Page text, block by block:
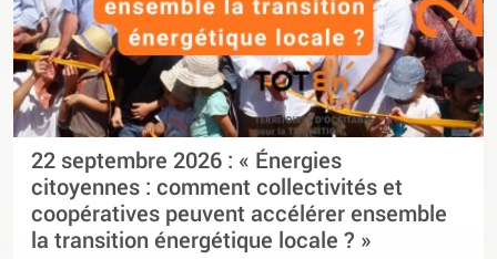
22 septembre 2026 : « Énergies
citoyennes : comment collectivités et
coopératives peuvent accélérer ensemble
la transition énergétique locale ? »